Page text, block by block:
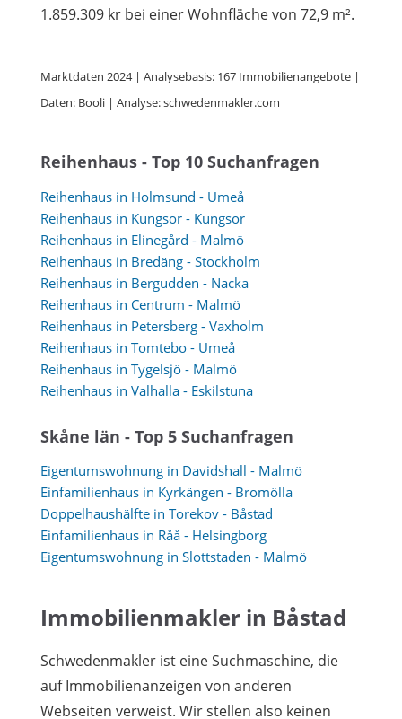
1.859.309 kr bei einer Wohnfläche von 72,9 m².
Marktdaten 2024 | Analysebasis: 167 Immobilienangebote |
Daten: Booli | Analyse: schwedenmakler.com
Reihenhaus - Top 10 Suchanfragen
Reihenhaus in Holmsund - Umeå
Reihenhaus in Kungsör - Kungsör
Reihenhaus in Elinegård - Malmö
Reihenhaus in Bredäng - Stockholm
Reihenhaus in Bergudden - Nacka
Reihenhaus in Centrum - Malmö
Reihenhaus in Petersberg - Vaxholm
Reihenhaus in Tomtebo - Umeå
Reihenhaus in Tygelsjö - Malmö
Reihenhaus in Valhalla - Eskilstuna
Skåne län - Top 5 Suchanfragen
Eigentumswohnung in Davidshall - Malmö
Einfamilienhaus in Kyrkängen - Bromölla
Doppelhaushälfte in Torekov - Båstad
Einfamilienhaus in Råå - Helsingborg
Eigentumswohnung in Slottstaden - Malmö
Immobilienmakler in Båstad
Schwedenmakler ist eine Suchmaschine, die
auf Immobilienanzeigen von anderen
Webseiten verweist. Wir stellen also keinen